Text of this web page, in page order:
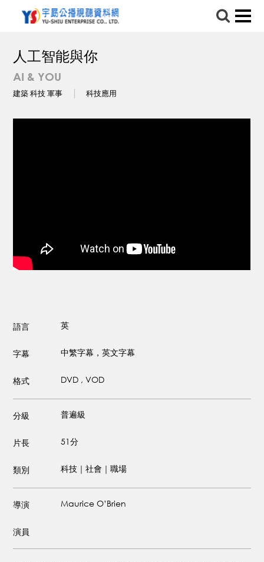
人工智能與你
AI & YOU
建築 科技 軍事 科技應用
語言 英
字幕 中繁字幕，英文字幕
格式 DVD , VOD
分級 普遍級
片長 51分
類別 科技｜社會｜職場
導演 Maurice O’Brien
演員